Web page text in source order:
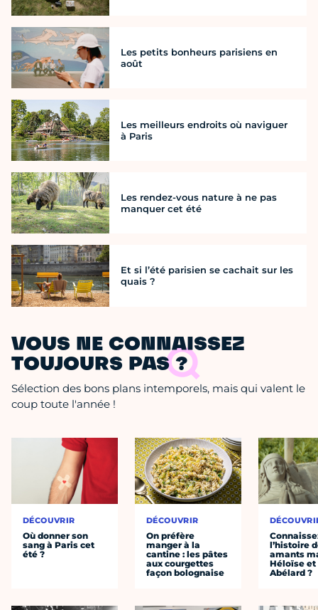
Les petits bonheurs parisiens en
août
Les meilleurs endroits où naviguer
à Paris
Les rendez-vous nature à ne pas
manquer cet été
Et si l’été parisien se cachait sur les
quais ?
VOUS NE CONNAISSEZ
TOUJOURS PAS ?
Sélection des bons plans intemporels, mais qui valent le
coup toute l'année !
DÉCOUVRIR
Où donner son
sang à Paris cet
été ?
DÉCOUVRIR
On préfère
manger à la
cantine : les pâtes
aux courgettes
façon bolognaise
l’histoire
amants
Héloïse et
Abélard ?